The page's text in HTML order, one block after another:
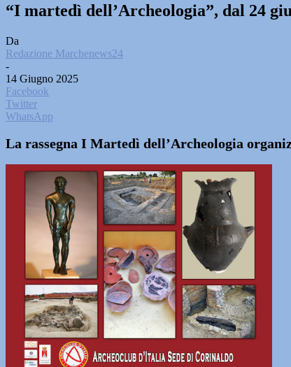
“I martedì dell’Archeologia”, dal 24
Da
Redazione Marchenews24
-
14 Giugno 2025
Facebook
Twitter
WhatsApp
La rassegna I Martedì dell’Archeologia